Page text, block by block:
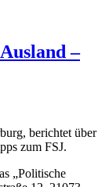
–
berichtet über
zum FSJ.
„Politische